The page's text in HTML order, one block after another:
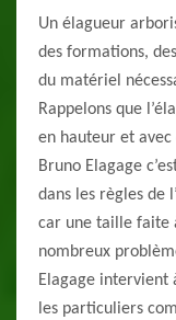
Un élagueur
des formations,
du matériel
Rappelons que
en hauteur et
Bruno Elagage
dans les règles de
car une taille faite
nombreux
Elagage intervient
les particuliers